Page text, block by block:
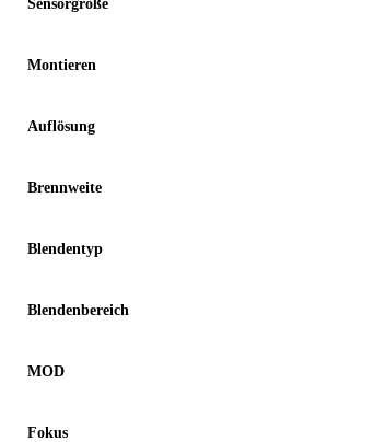
Sensorgröße
Montieren
Auflösung
Brennweite
Blendentyp
Blendenbereich
MOD
Fokus